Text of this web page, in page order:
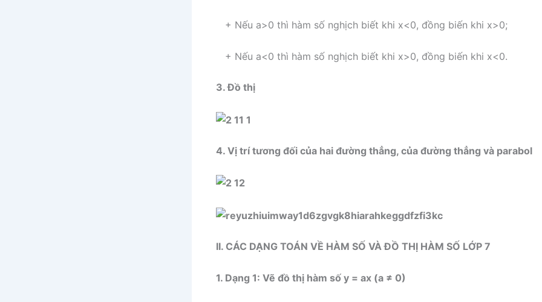
+ Nếu a>0 thì hàm số nghịch biết khi x<0, đồng biến khi x>0;
+ Nếu a<0 thì hàm số nghịch biết khi x>0, đồng biến khi x<0.
3. Đồ thị
4. Vị trí tương đối của hai đường thẳng, của đường thẳng và parabol
II. CÁC DẠNG TOÁN VỀ HÀM SỐ VÀ ĐỒ THỊ HÀM SỐ LỚP 7
1. Dạng 1: Vẽ đồ thị hàm số y = ax (a ≠ 0)